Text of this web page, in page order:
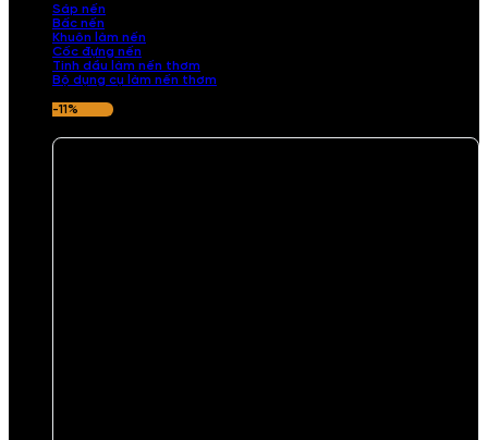
Sáp nến
Bấc nến
Khuôn làm nến
Cốc đựng nến
Tinh dầu làm nến thơm
Bộ dụng cụ làm nến thơm
-11%